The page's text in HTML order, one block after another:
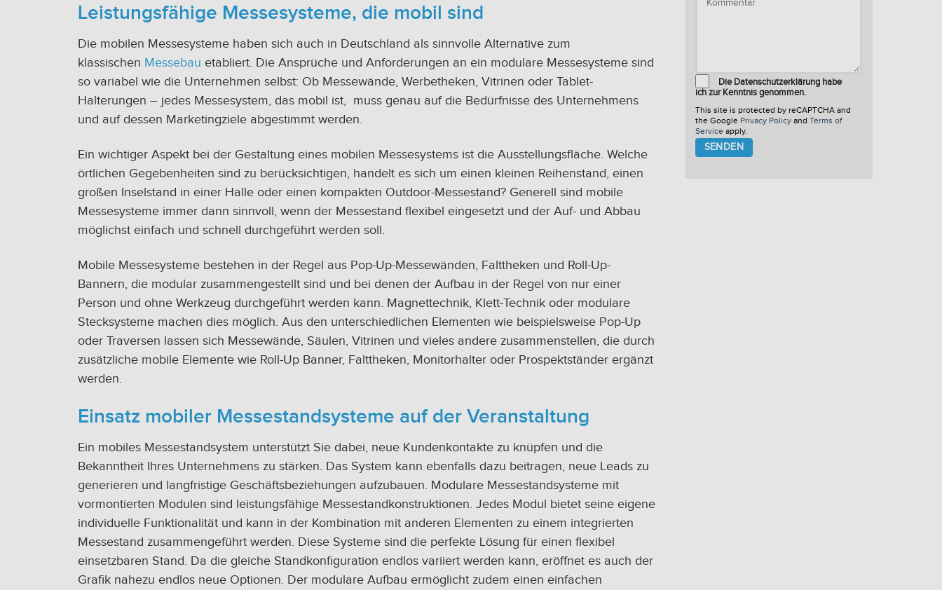
Leistungsfähige Messesysteme, die mobil sind
Die mobilen Messesysteme haben sich auch in Deutschland als sinnvolle Alternative zum
klassischen Messebau etabliert. Die Ansprüche und Anforderungen an ein modulare Messesysteme sind
so variabel wie die Unternehmen selbst: Ob Messewände, Werbetheken, Vitrinen oder Tablet-
Halterungen – jedes Messesystem, das mobil ist, muss genau auf die Bedürfnisse des Unternehmens
und auf dessen Marketingziele abgestimmt werden.
Ein wichtiger Aspekt bei der Gestaltung eines mobilen Messesystems ist die Ausstellungsfläche. Welche
örtlichen Gegebenheiten sind zu berücksichtigen, handelt es sich um einen kleinen Reihenstand, einen
großen Inselstand in einer Halle oder einen kompakten Outdoor-Messestand? Generell sind mobile
Messesysteme immer dann sinnvoll, wenn der Messestand flexibel eingesetzt und der Auf- und Abbau
möglichst einfach und schnell durchgeführt werden soll.
Mobile Messesysteme bestehen in der Regel aus Pop-Up-Messewänden, Falttheken und Roll-Up-
Bannern, die modular zusammengestellt sind und bei denen der Aufbau in der Regel von nur einer
Person und ohne Werkzeug durchgeführt werden kann. Magnettechnik, Klett-Technik oder modulare
Stecksysteme machen dies möglich. Aus den unterschiedlichen Elementen wie beispielsweise Pop-Up
oder Traversen lassen sich Messewände, Säulen, Vitrinen und vieles andere zusammenstellen, die durch
zusätzliche mobile Elemente wie Roll-Up Banner, Falttheken, Monitorhalter oder Prospektständer ergänzt
werden.
Einsatz mobiler Messestandsysteme auf der Veranstaltung
Ein mobiles Messestandsystem unterstützt Sie dabei, neue Kundenkontakte zu knüpfen und die
Bekanntheit Ihres Unternehmens zu stärken. Das System kann ebenfalls dazu beitragen, neue Leads zu
generieren und langfristige Geschäftsbeziehungen aufzubauen. Modulare Messestandsysteme mit
vormontierten Modulen sind leistungsfähige Messestandkonstruktionen. Jedes Modul bietet seine eigene
individuelle Funktionalität und kann in der Kombination mit anderen Elementen zu einem integrierten
Messestand zusammengeführt werden. Diese Systeme sind die perfekte Lösung für einen flexibel
einsetzbaren Stand. Da die gleiche Standkonfiguration endlos variiert werden kann, eröffnet es auch der
Grafik nahezu endlos neue Optionen. Der modulare Aufbau ermöglicht zudem einen einfachen
Die Datenschutzerklärung habe
ich zur Kenntnis genommen.
This site is protected by reCAPTCHA and
the Google Privacy Policyand Terms of
Serviceapply.
Please
leave